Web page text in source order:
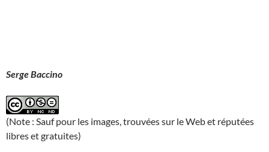
Serge Baccino
(Note : Sauf pour les images, trouvées sur le Web et réputées
libres et gratuites)